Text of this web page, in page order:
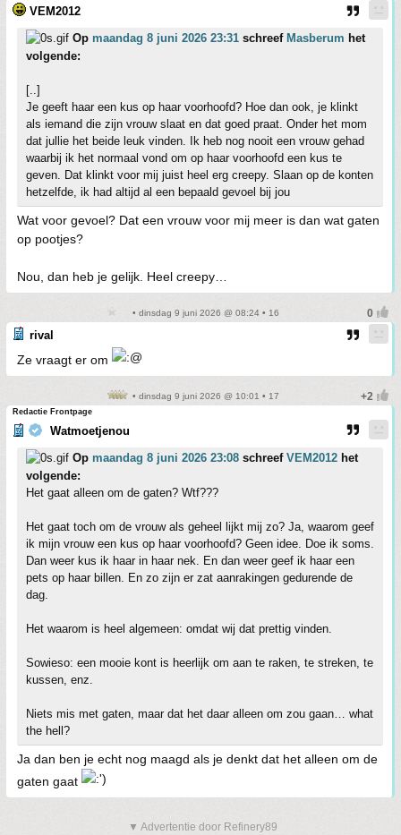
VEM2012
Op maandag 8 juni 2026 23:31 schreef Masberum het
volgende:
[..]
Je geeft haar een kus op haar voorhoofd? Hoe dan ook, je klinkt
als iemand die zijn vrouw slaat en dat goed praat. Onder het mom
dat jullie het beide leuk vinden. Ik heb nog nooit een vrouw gehad
waarbij ik het normaal vond om op haar voorhoofd een kus te
geven. Dat klinkt voor mij juist heel erg creepy. Slaan op de konten
hetzelfde, ik had altijd al een bepaald gevoel bij jou
Wat voor gevoel? Dat een vrouw voor mij meer is dan wat gaten
op pootjes?
Nou, dan heb je gelijk. Heel creepy…
• dinsdag 9 juni 2026 @ 08:24 • 16
rival
Ze vraagt er om
• dinsdag 9 juni 2026 @ 10:01 • 17
Redactie Frontpage
Watmoetjenou
Op maandag 8 juni 2026 23:08 schreef VEM2012 het
volgende:
Het gaat alleen om de gaten? Wtf???
Het gaat toch om de vrouw als geheel lijkt mij zo? Ja, waarom geef
ik mijn vrouw een kus op haar voorhoofd? Geen idee. Doe ik soms.
Dan weer kus ik haar in haar nek. En dan weer geef ik haar een
pets op haar billen. En zo zijn er zat aanrakingen gedurende de
dag.
Het waarom is heel algemeen: omdat wij dat prettig vinden.
Sowieso: een mooie kont is heerlijk om aan te raken, te streken, te
kussen, enz.
Niets mis met gaten, maar dat het daar alleen om zou gaan… what
the hell?
Ja dan ben je echt nog maagd als je denkt dat het alleen om de
gaten gaat
▼ Advertentie door Refinery89